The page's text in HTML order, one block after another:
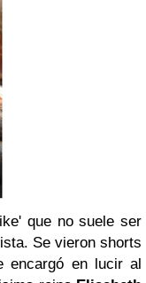
que no suele ser
Se vieron shorts
encargó en lucir al